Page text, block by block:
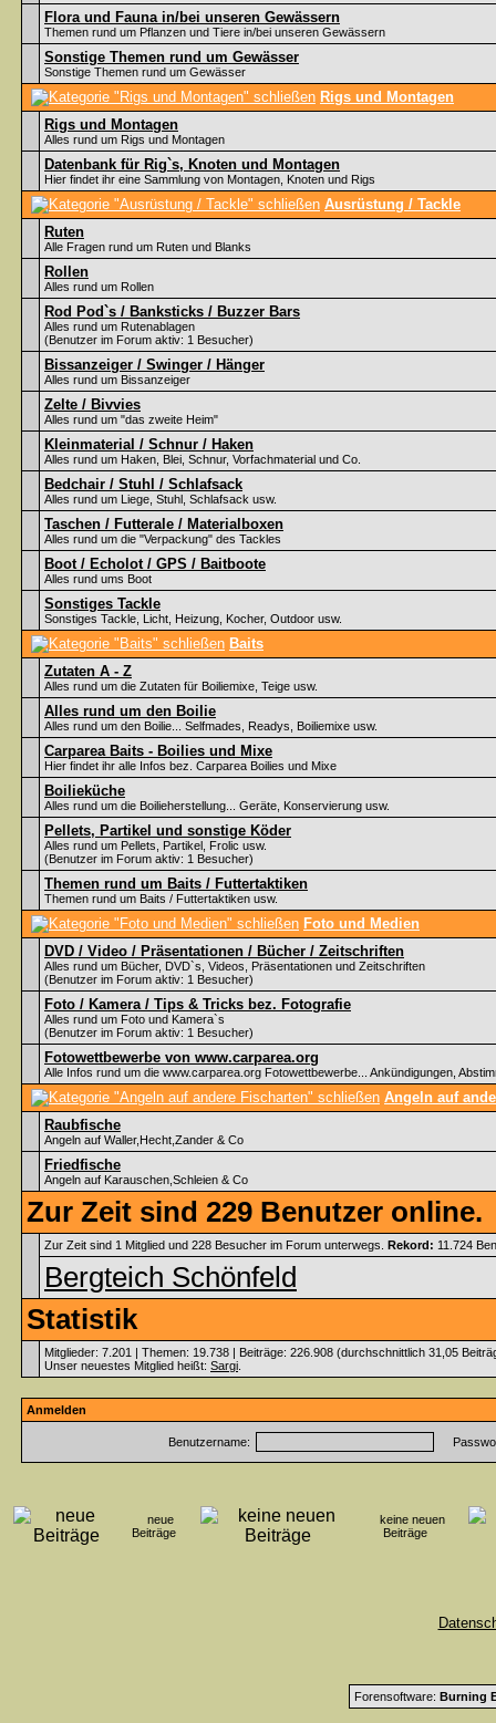
Flora und Fauna in/bei unseren Gewässern
Themen rund um Pflanzen und Tiere in/bei unseren Gewässern
Sonstige Themen rund um Gewässer
Sonstige Themen rund um Gewässer
Rigs und Montagen
Rigs und Montagen
Alles rund um Rigs und Montagen
Datenbank für Rig`s, Knoten und Montagen
Hier findet ihr eine Sammlung von Montagen, Knoten und Rigs
Ausrüstung / Tackle
Ruten
Alle Fragen rund um Ruten und Blanks
Rollen
Alles rund um Rollen
Rod Pod`s / Banksticks / Buzzer Bars
Alles rund um Rutenablagen
(Benutzer im Forum aktiv: 1 Besucher)
Bissanzeiger / Swinger / Hänger
Alles rund um Bissanzeiger
Zelte / Bivvies
Alles rund um "das zweite Heim"
Kleinmaterial / Schnur / Haken
Alles rund um Haken, Blei, Schnur, Vorfachmaterial und Co.
Bedchair / Stuhl / Schlafsack
Alles rund um Liege, Stuhl, Schlafsack usw.
Taschen / Futterale / Materialboxen
Alles rund um die "Verpackung" des Tackles
Boot / Echolot / GPS / Baitboote
Alles rund ums Boot
Sonstiges Tackle
Sonstiges Tackle, Licht, Heizung, Kocher, Outdoor usw.
Baits
Zutaten A - Z
Alles rund um die Zutaten für Boiliemixe, Teige usw.
Alles rund um den Boilie
Alles rund um den Boilie... Selfmades, Readys, Boiliemixe usw.
Carparea Baits - Boilies und Mixe
Hier findet ihr alle Infos bez. Carparea Boilies und Mixe
Boilieküche
Alles rund um die Boilieherstellung... Geräte, Konservierung usw.
Pellets, Partikel und sonstige Köder
Alles rund um Pellets, Partikel, Frolic usw.
(Benutzer im Forum aktiv: 1 Besucher)
Themen rund um Baits / Futtertaktiken
Themen rund um Baits / Futtertaktiken usw.
Foto und Medien
DVD / Video / Präsentationen / Bücher / Zeitschriften
Alles rund um Bücher, DVD`s, Videos, Präsentationen und Zeitschriften
(Benutzer im Forum aktiv: 1 Besucher)
Foto / Kamera / Tips & Tricks bez. Fotografie
Alles rund um Foto und Kamera`s
(Benutzer im Forum aktiv: 1 Besucher)
Fotowettbewerbe von www.carparea.org
Alle Infos rund um die www.carparea.org Fotowettbewerbe... Ankündigungen,
Angeln auf
Raubfische
Angeln auf Waller,Hecht,Zander & Co
Friedfische
Angeln auf Karauschen,Schleien & Co
Zur Zeit sind 229 Benutzer online.
Zur Zeit sind 1 Mitglied und 228 Besucher im Forum unterwegs. Rekord: 11.724
Bergteich Schönfeld
Statistik
Mitglieder: 7.201 | Themen: 19.738 | Beiträge: 226.908 (durchschnittlich 31,05
Unser neuestes Mitglied heißt: Sargi
Anmelden
Benutzername:
neue
Beiträge
keine neuen
Beiträge
Forensoftware: Burning